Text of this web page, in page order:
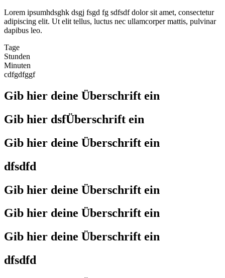
Lorem ipsumhdsghk dsgj fsgd fg sdfsdf dolor sit amet, consectetur
adipiscing elit. Ut elit tellus, luctus nec ullamcorper mattis, pulvinar
dapibus leo.
Tage
Stunden
Minuten
cdfgdfggf
Gib hier deine Überschrift ein
Gib hier dsfÜberschrift ein
Gib hier deine Überschrift ein
dfsdfd
Gib hier deine Überschrift ein
Gib hier deine Überschrift ein
Gib hier deine Überschrift ein
dfsdfd